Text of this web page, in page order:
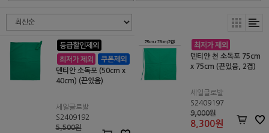
덴티안 소독포 (50cm x
40cm) (끈있음)
세일글로발
S2409192
5,500원
덴티안 천 소독포 75cm
x 75cm (끈있음, 2겹)
세일글로발
S2409197
9,000원
8,300원